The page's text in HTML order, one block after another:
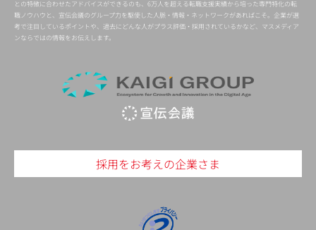
との特徴に合わせたアドバイスができるのも、6万人を超える転職支援実績から培った専門特化の転
職ノウハウと、宣伝会議のグループ力を駆使した人脈・情報・ネットワークがあればこそ。企業が選
考で注目しているポイントや、過去にどんな人がプラス評価・採用されているかなど、マスメディア
ンならではの情報をお伝えします。
採用をお考えの企業さま